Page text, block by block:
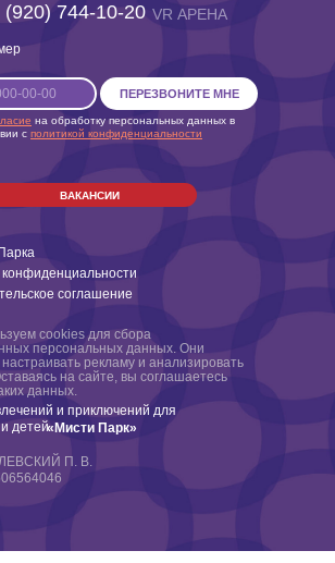
на обработку персональных данных в
с политикой конфиденциальности
ПЕРЕЗВОНИТЕ МНЕ
(920) 744-10-20 VR АРЕНА
конфиденциальности
соглашение
П. В.
и приключений для
детей
cookies для сбора
персональных данных. Они
рекламу и анализировать
на сайте, вы соглашаетесь
данных.
«Мисти Парк»
ВАКАНСИИ